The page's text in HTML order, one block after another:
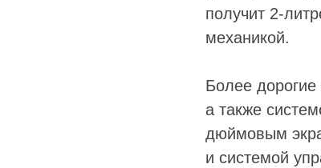
получит 2-
механикой.
Более дорогие
а также
дюймовым
и системой